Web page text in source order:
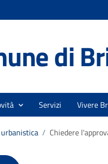
di
Servizi Vivere
/ Chiedere